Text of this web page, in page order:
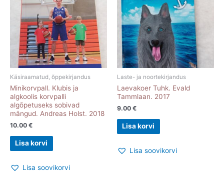
Käsiraamatud, õppekirjandus
Minikorvpall. Klubis ja
algkoolis korvpalli
algõpetuseks sobivad
mängud. Andreas Holst. 2018
10.00 €
Lisa korvi
Lisa soovikorvi
Laste- ja noortekirjandus
Laevakoer Tuhk. Evald
Tammlaan. 2017
9.00 €
Lisa korvi
Lisa soovikorvi